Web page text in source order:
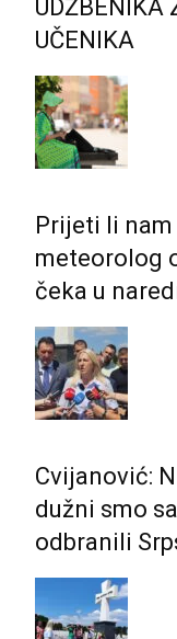
UDŽBENIKA
UČENIKA
Prijeti li nam
meteorolog
čeka u
Cvijanović:
dužni smo
odbranili